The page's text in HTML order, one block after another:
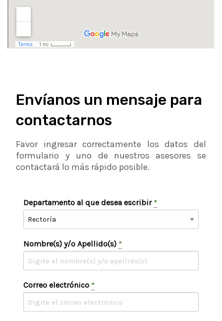
Envíanos un mensaje para
contactarnos
Favor ingresar correctamente los datos del
formulario y uno de nuestros asesores se
contactará lo más rápido posible.
Departamento al que desea escribir *
Nombre(s) y/o Apellido(s) *
Correo electrónico *